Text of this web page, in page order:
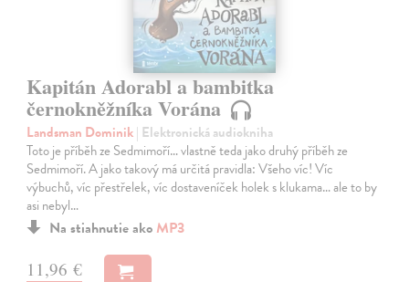
Kapitán Adorabl a bambitka
černokněžníka Vorána
Landsman Dominik| Elektronická audiokniha
Toto je příběh ze Sedmimoří… vlastně teda jako druhý příběh ze
Sedmimoří. A jako takový má určitá pravidla: Všeho víc! Víc
výbuchů, víc přestřelek, víc dostaveníček holek s klukama… ale to by
asi nebyl…
Na stiahnutie ako MP3
11,96 €